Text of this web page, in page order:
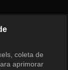
coleta de
aprimorar